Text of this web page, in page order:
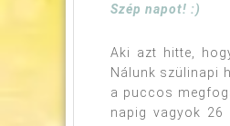
Szép napot! :)
Aki azt hitte,
Nálunk szülinapi
a puccos
napig vagyok